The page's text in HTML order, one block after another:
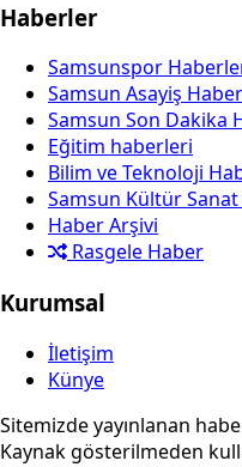
Haberler
Samsunspor
Samsun Asayiş
Samsun Son Dakika
Eğitim haberleri
Bilim ve Teknoloji
Samsun Kültür
Haber Arşivi
Rasgele Haber
Kurumsal
İletişim
Künye
Sitemizde yayınlanan
Kaynak gösterilmeden